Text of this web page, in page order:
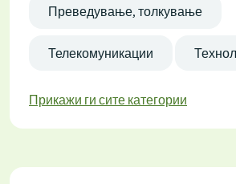
Преведување, толкување
Телекомуникации
Прикажи ги сите категории